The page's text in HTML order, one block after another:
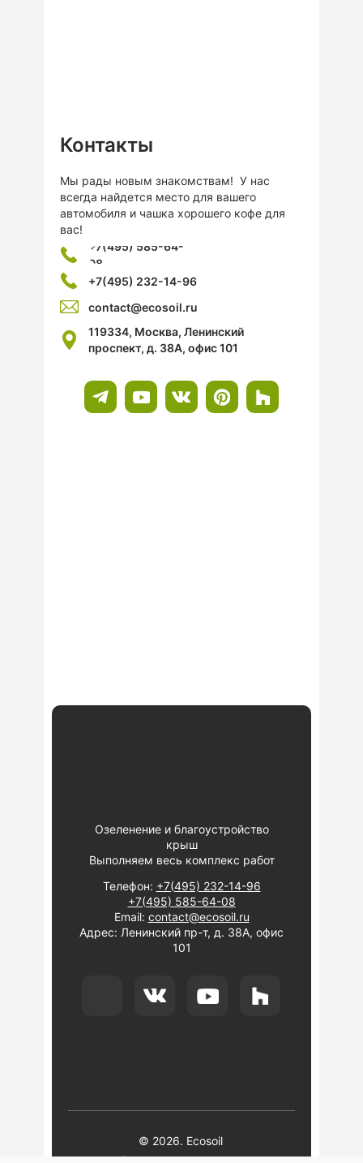
Контакты
Мы рады новым знакомствам! У нас
всегда найдется место для вашего
автомобиля и чашка хорошего кофе для
вас!
119334, Москва, Ленинский
проспект, д. 38А, офис 101
+7(495) 585-64-
08
+7(495) 232-14-96
contact@ecosoil.ru
Телефон: +7(495) 232-14-96
+7(495) 585-64-08
Email: contact@ecosoil.ru
Адрес: Ленинский пр-т, д. 38А, офис
101
© 2026. Ecosoil
Все права защищены
Озеленение и благоустройство
крыш
Выполняем весь комплекс работ